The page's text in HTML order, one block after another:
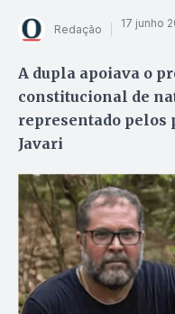
Redação 17 junho
A dupla apoiava o
constitucional de
representado pelos
Javari